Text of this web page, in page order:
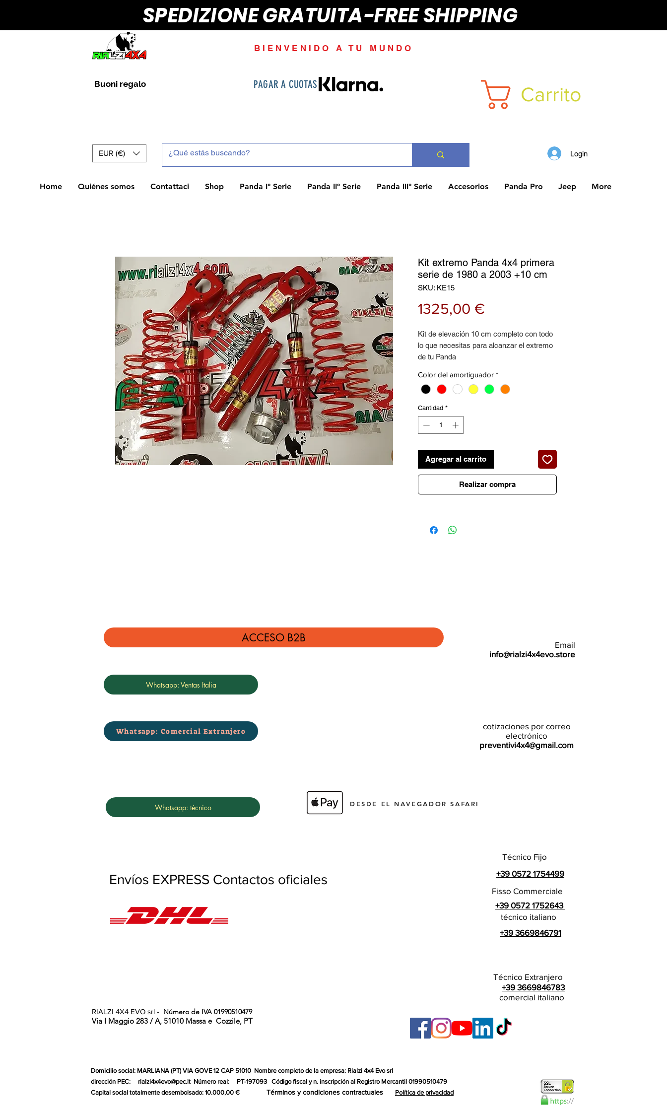
SPEDIZIONE GRATUITA-FREE SHIPPING
Buoni regalo
BIENVENIDO A TU MUNDO
PAGAR A CUOTAS Carrito
EUR (€) Login
Home Quiénes somos Contattaci Shop Panda I° Serie Panda II° Serie Panda III° Serie Accesorios Panda Pro Jeep More
Kit extremo Panda 4x4 primera
serie de 1980 a 2003 +10 cm
SKU: KE15
1325,00 €
Kit de elevación 10 cm completo con todo
lo que necesitas para alcanzar el extremo
de tu Panda
Antes de comprar escriba a nuestro
servicio clientes para más informaciones
¡También diseñamos kit especiales a
pedido!
Color del amortiguador *
Cantidad *
Agregar al carrito
Realizar compra
ACCESO B2B
Email
info@rialzi4x4evo.store
Whatsapp: Ventas Italia
Whatsapp: Comercial Extranjero
cotizaciones por correo
electrónico
preventivi4x4@gmail.com
Whatsapp: técnico DESDE EL NAVEGADOR SAFARI
Técnico Fijo
Envíos EXPRESS Contactos oficiales
+39 0572 1754499
Fisso Commerciale
+39 0572 1752643
técnico italiano
+39 3669846791
Técnico Extranjero
+39 3669846783
comercial italiano
RIALZI 4X4 EVO srl - Número de IVA 01990510479
Via I Maggio 283 / A, 51010 Massa e Cozzile, PT
Domicilio social: MARLIANA (PT) VIA GOVE 12 CAP 51010 Nombre completo de la empresa: Rialzi 4x4 Evo srl
dirección PEC:
rialzi4x4evo@pec.it Número real: PT-197093 Código fiscal y n. inscripción al Registro Mercantil 01990510479
Capital social totalmente desembolsado: 10.000,00 €
Términos y condiciones contractuales Política de privacidad